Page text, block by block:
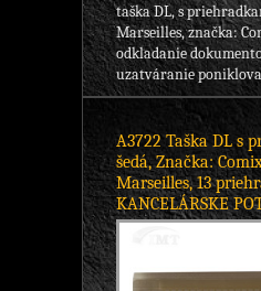
taška DL, s
Marseilles, značka:
odkladanie
uzatváranie
A3722 Taška DL s
šedá, Značka:
Marseilles, 13
KANCELÁRSKE